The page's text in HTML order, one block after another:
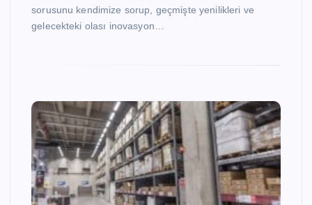
sorusunu kendimize sorup, geçmişte yenilikleri ve
gelecekteki olası inovasyon…